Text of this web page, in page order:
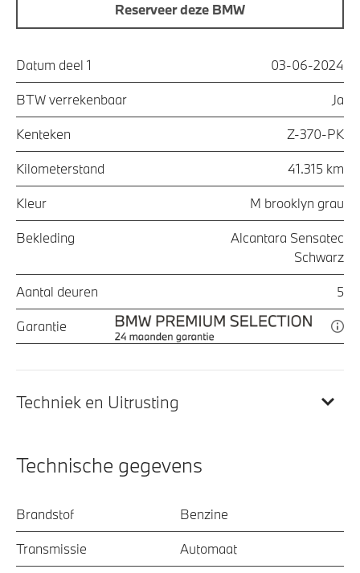
Reserveer deze BMW
Datum deel 1 03-06-2024
BTW verrekenbaar Ja
Kenteken Z-370-PK
Kilometerstand 41.315 km
Kleur M brooklyn grau
Bekleding
Alcantara Sensatec
Schwarz
Aantal deuren 5
Garantie
Techniek en Uitrusting
Technische gegevens
Brandstof Benzine
Transmissie Automaat